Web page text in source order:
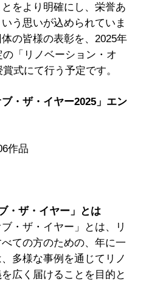
をより明確にし、栄誉あ
う思いが込められていま
の皆様の表彰を、2025年
「リノベーション・オ
式にて行う予定です。
・ザ・イヤー2025」エン
作品
・ザ・イヤー」とは
・ザ・イヤー」とは、リ
ての方のための、年に一
多様な事例を通じてリノ
広く届けることを目的と